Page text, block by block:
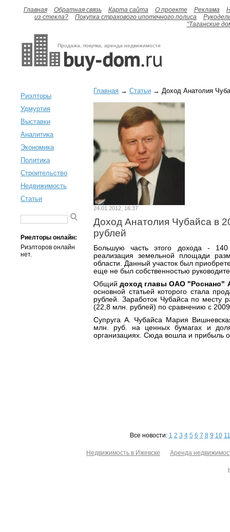
Главная Обратная связь Карта сайта О проекте Реклама
из стекла?
Покупка страхового ипотечного полиса
"Таганские
Продажа, покупка, аренда недвижимости
Риэлторы
Удмуртия
Выставки
Аналитика
Экономика
Политика
Строительство
Недвижимость
Статьи
Риелторы онлайн:
Риэлторов онлайн
нет.
Главная → Статьи → Доход Анатолия
24.01.2012, 16:37
Доход Анатолия Чубайса в
рублей
Большую часть этого дохода -
реализация земельной площади
области. Данный участок был
еще не был собственностью
Общийдоход главы ОАО "Роснано"
основной статьей которого стала
рублей. Заработок Чубайса по месту
(22,8 млн. рублей) по сравнению с
Супруга А. Чубайса Мария
млн. руб. на ценных бумагах и
организациях. Сюда вошла и прибыль
Все новости: 1 2 3 4 5 6 7 8 9 10 11
Недвижимость в Ижевске Аренда